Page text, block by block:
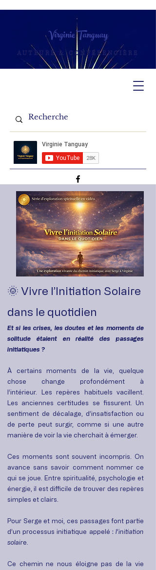
Virginie Tanguay
AUTEURE & CONFÉRENCIÈRE
🌞 Vivre l’Initiation Solaire
dans le quotidien
Et si les crises, les doutes et les moments de
solitude étaient en réalité des passages
initiatiques ?
À certains moments de la vie, quelque
chose change profondément à
l’intérieur. Les repères habituels vacillent.
Les anciennes certitudes se fissurent. Un
sentiment de décalage, d’insatisfaction ou
de perte peut surgir, comme si une autre
manière de voir la vie cherchait à émerger.
Ces moments sont souvent incompris. On
avance sans savoir comment nommer ce
qui se joue. Entre spiritualité, psychologie et
énergie, il est difficile de trouver des repères
simples et clairs.
Pour Serge et moi, ces passages font partie
d’un processus initiatique appelé : l’initiation
solaire.
Ce chemin ne nous éloigne pas de la vie